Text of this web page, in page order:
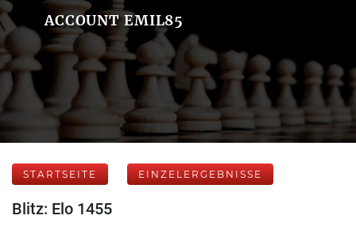
ACCOUNT EMIL85
STARTSEITE EINZELERGEBNISSE
Blitz: Elo 1455